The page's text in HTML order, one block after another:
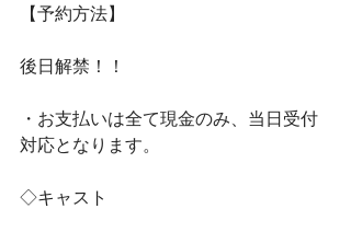
【予約方法】
後日解禁！！
・お支払いは全て現金のみ、当日受付
対応となります。
◇キャスト